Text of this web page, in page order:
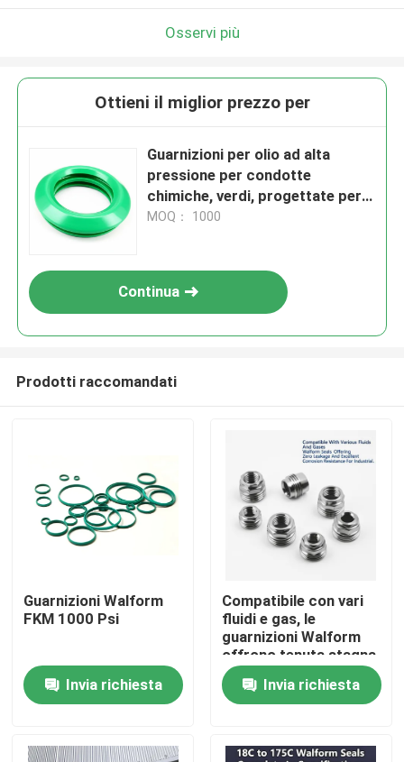
Prodotti
Video
Osservi più
Ottieni il miglior prezzo per
Guarnizioni per olio ad alta
pressione per condotte
chimiche, verdi, progettate per
migliorare la longevità delle
MOQ： 1000
Continua
Prodotti raccomandati
Guarnizioni Walform
FKM 1000 Psi
Invia richiesta
Compatibile con vari
fluidi e gas, le
guarnizioni Walform
offrono tenuta stagna
e un'eccellente
resistenza alla
corrosione per
Invia richiesta